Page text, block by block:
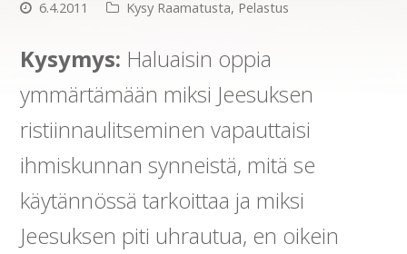
6.4.2011 Kysy Raamatusta, Pelastus
Kysymys: Haluaisin oppia
ymmärtämään miksi Jeesuksen
ristiinnaulitseminen vapauttaisi
ihmiskunnan synneistä, mitä se
käytännössä tarkoittaa ja miksi
Jeesuksen piti uhrautua, en oikein